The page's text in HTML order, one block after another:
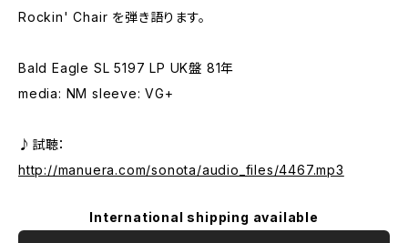
Rockin' Chair を弾き語ります。
Bald Eagle SL 5197 LP UK盤 81年
media: NM sleeve: VG+
♪試聴：
http://manuera.com/sonota/audio_files/4467.mp3
International shipping available